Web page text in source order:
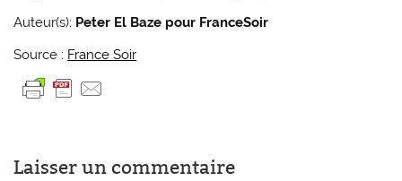
Auteur(s): Peter El Baze pour FranceSoir
Source : France Soir
Laisser un commentaire